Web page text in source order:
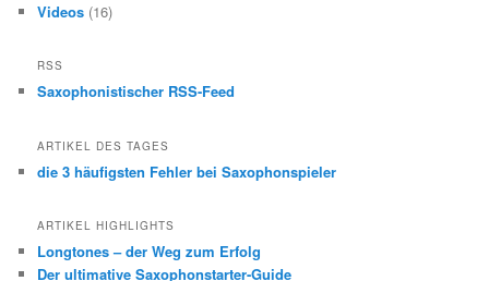
Videos (16)
RSS
Saxophonistischer RSS-Feed
ARTIKEL DES TAGES
die 3 häufigsten Fehler bei Saxophonspieler
ARTIKEL HIGHLIGHTS
Longtones – der Weg zum Erfolg
Der ultimative Saxophonstarter-Guide